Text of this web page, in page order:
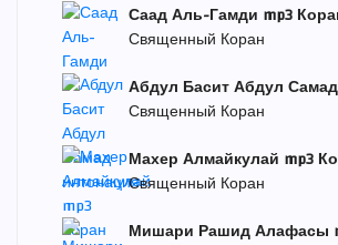
Саад Аль-Гамди mp3
Священный Коран
Абдул Басит Абдул
Священный Коран
Махер Алмайкулай mp3
Священный Коран
Мишари Рашид Алафасы